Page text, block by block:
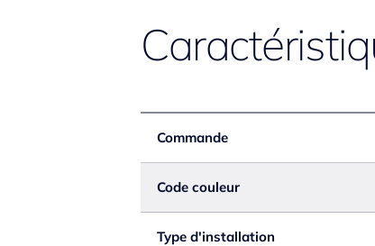
Commande
Code couleur
Type d'installation